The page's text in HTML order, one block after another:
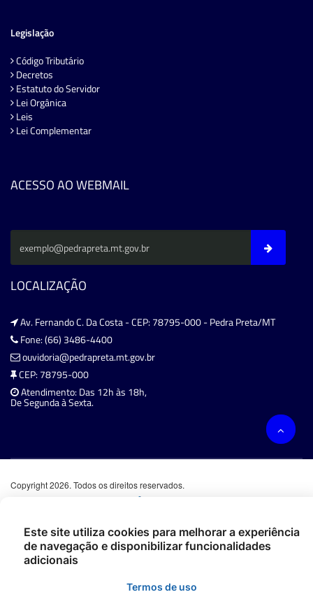
Legislação
Código Tributário
Decretos
Estatuto do Servidor
Lei Orgânica
Leis
Lei Complementar
ACESSO AO WEBMAIL
LOCALIZAÇÃO
Av. Fernando C. Da Costa - CEP: 78795-000 - Pedra Preta/MT
Fone: (66) 3486-4400
ouvidoria@pedrapreta.mt.gov.br
CEP: 78795-000
Atendimento: Das 12h às 18h,
De Segunda à Sexta.
Copyright 2026. Todos os direitos reservados.
Este site utiliza cookies para melhorar a experiência
de navegação e disponibilizar funcionalidades
adicionais
Termos de uso